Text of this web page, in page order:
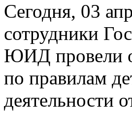
Сегодня, 03
сотрудники
ЮИД провели
по правилам
деятельности